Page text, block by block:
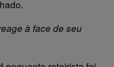
à face de seu